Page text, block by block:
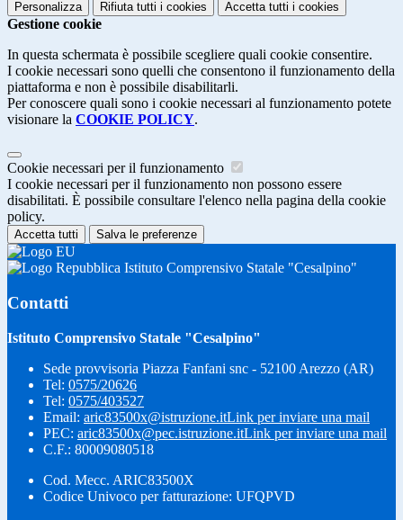
Personalizza Rifiuta tutti i cookies Accetta tutti i cookies
Gestione cookie
In questa schermata è possibile scegliere quali cookie consentire.
I cookie necessari sono quelli che consentono il funzionamento della
piattaforma e non è possibile disabilitarli.
Per conoscere quali sono i cookie necessari al funzionamento potete
visionare la COOKIE POLICY.
Cookie necessari per il funzionamento
I cookie necessari per il funzionamento non possono essere
disabilitati. È possibile consultare l'elenco nella pagina della cookie
policy.
Accetta tutti Salva le preferenze
Istituto Comprensivo Statale "Cesalpino"
Contatti
Istituto Comprensivo Statale "Cesalpino"
Sede provvisoria Piazza Fanfani snc - 52100 Arezzo (AR)
Tel: 0575/20626
Tel: 0575/403527
Email: aric83500x@istruzione.itLink per inviare una mail
PEC: aric83500x@pec.istruzione.itLink per inviare una mail
C.F.: 80009080518
Cod. Mecc. ARIC83500X
Codice Univoco per fatturazione: UFQPVD